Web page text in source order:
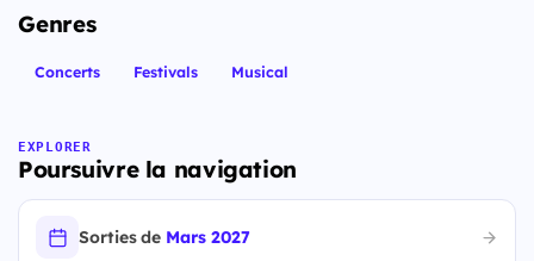
Genres
Concerts Festivals Musical
EXPLORER
Poursuivre la navigation
Sorties de Mars 2027